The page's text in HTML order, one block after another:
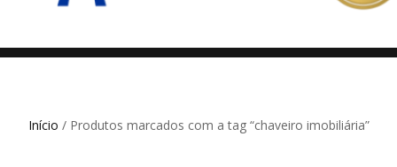
Início / Produtos marcados com a tag “chaveiro imobiliária”